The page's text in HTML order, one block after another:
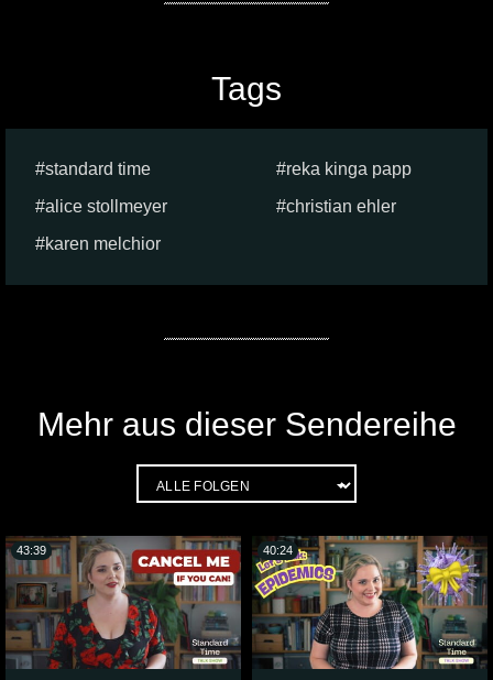
Tags
standard time
reka kinga papp
alice stollmeyer
christian ehler
karen melchior
Mehr aus dieser Sendereihe
43:39 40:24